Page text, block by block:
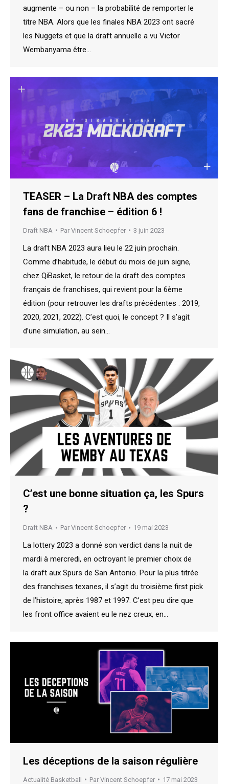
augmente – ou non – la probabilité de remporter le
titre NBA. Alors que les finales NBA 2023 ont sacré
les Nuggets et que la draft annuelle a vu Victor
Wembanyama être…
TEASER – La Draft NBA des comptes
fans de franchise – édition 6 !
Draft NBA Par Vincent Schoepfer 3 juin 2023
La draft NBA 2023 aura lieu le 22 juin prochain.
Comme d’habitude, le début du mois de juin signe,
chez QiBasket, le retour de la draft des comptes
français de franchises, qui revient pour la 6ème
édition (pour retrouver les drafts précédentes : 2019,
2020, 2021, 2022). C’est quoi, le concept ? Il s’agit
d’une simulation, au sein…
C’est une bonne situation ça, les Spurs
?
Draft NBA Par Vincent Schoepfer 19 mai 2023
La lottery 2023 a donné son verdict dans la nuit de
mardi à mercredi, en octroyant le premier choix de
la draft aux Spurs de San Antonio. Pour la plus titrée
des franchises texanes, il s’agit du troisième first pick
de l’histoire, après 1987 et 1997. C’est peu dire que
les front office avaient eu le nez creux, en…
Les déceptions de la saison régulière
Actualité Basketball Par Vincent Schoepfer 17 mai 2023